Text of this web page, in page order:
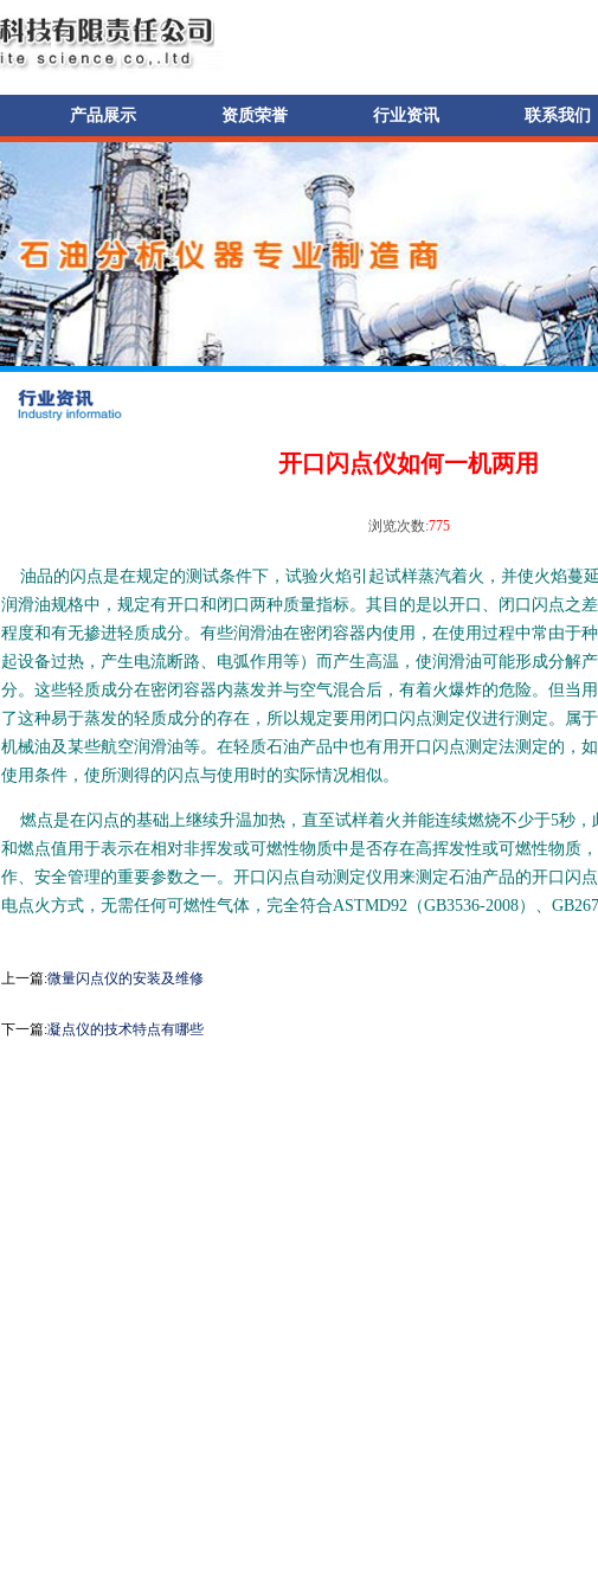
产品展示 资质荣誉 行业资讯 联系我们
开口闪点仪如何一机两用
浏览次数:775
油品的闪点是在规定的测试条件下，试验火焰引起试样蒸汽着火，并使火焰蔓
润滑油规格中，规定有开口和闭口两种质量指标。其目的是以开口、闭口闪点之
程度和有无掺进轻质成分。有些润滑油在密闭容器内使用，在使用过程中常由于
起设备过热，产生电流断路、电弧作用等）而产生高温，使润滑油可能形成分解
分。这些轻质成分在密闭容器内蒸发并与空气混合后，有着火爆炸的危险。但当
了这种易于蒸发的轻质成分的存在，所以规定要用闭口闪点测定仪进行测定。属
机械油及某些航空润滑油等。在轻质石油产品中也有用开口闪点测定法测定的，
使用条件，使所测得的闪点与使用时的实际情况相似。
燃点是在闪点的基础上继续升温加热，直至试样着火并能连续燃烧不少于5秒，
和燃点值用于表示在相对非挥发或可燃性物质中是否存在高挥发性或可燃性物质
作、安全管理的重要参数之一。开口闪点自动测定仪用来测定石油产品的开口闪点
电点火方式，无需任何可燃性气体，完全符合ASTMD92（GB3536-2008）、
上一篇:微量闪点仪的安装及维修
下一篇:凝点仪的技术特点有哪些